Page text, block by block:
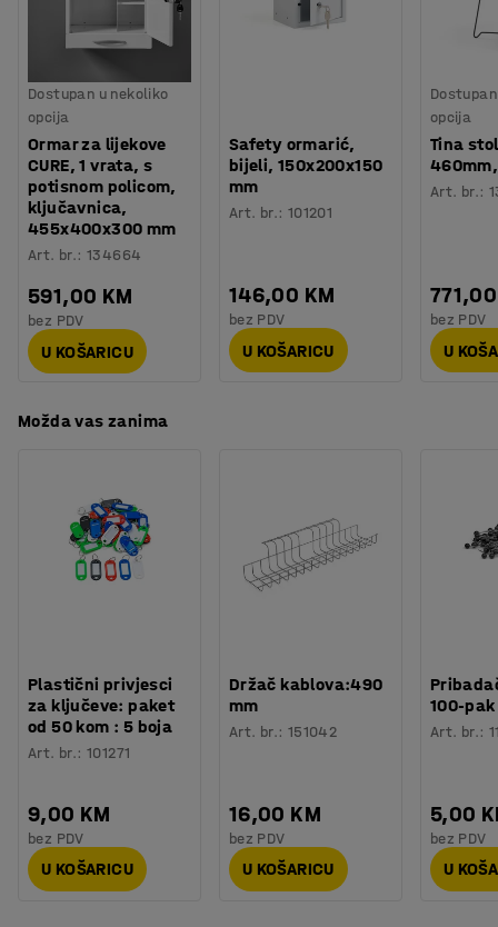
100 % PU (prednja strana) / 100 % pamuk (zadnja
strana)
Boja postolja: Crna
Broj za boju postolja
Materijal postolja:
Potreban broj osoba
Procjena vremena
Težina: 37,01 kg
Testirano: EN 16139
Dostupan u nekoliko
opcija
Ormar za lijekove
CURE, 1 vrata, s
potisnom policom,
ključavnica,
455x400x300 mm
Art. br.:134664
591,00 KM
bez PDV
U KOŠARICU
Safety ormarić,
bijeli, 150x200x150
mm
Art. br.: 101201
146,00 KM
bez PDV
U KOŠARICU
opcija
Tina
Art. br.:
bez PDV
U
Možda vas zanima
Plastični privjesci
za ključeve: paket
od 50 kom : 5 boja
Art. br.:101271
9,00 KM
bez PDV
U KOŠARICU
Držač kablova:490
mm
Art. br.: 151042
16,00 KM
bez PDV
U KOŠARICU
100-pak
Art. br.:
5,00
bez PDV
U